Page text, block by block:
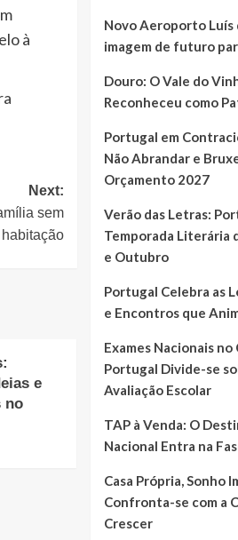
à
Next:
sem
habitação
e
no
Novo Aeroporto Luís
imagem de futuro
Douro: O Vale do
Reconheceu como
Portugal em
Não Abrandar e
Orçamento 2027
Verão das Letras:
Temporada Literária
e Outubro
Portugal Celebra as
e Encontros que
Exames Nacionais
Portugal Divide-se
Avaliação Escolar
TAP à Venda: O
Nacional Entra na
Casa Própria, Sonho
Confronta-se com a
Crescer